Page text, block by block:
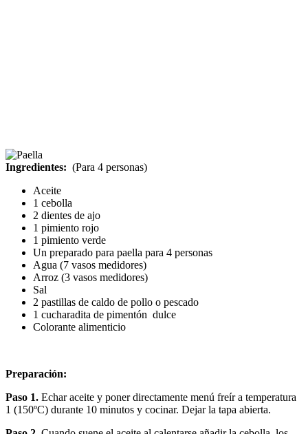
Ingredientes: (Para 4 personas)
Aceite
1 cebolla
2 dientes de ajo
1 pimiento rojo
1 pimiento verde
Un preparado para paella para 4 personas
Agua (7 vasos medidores)
Arroz (3 vasos medidores)
Sal
2 pastillas de caldo de pollo o pescado
1 cucharadita de pimentón dulce
Colorante alimenticio
Preparación:
Paso 1. Echar aceite y poner directamente menú freír a temperatura
1 (150ºC) durante 10 minutos y cocinar. Dejar la tapa abierta.